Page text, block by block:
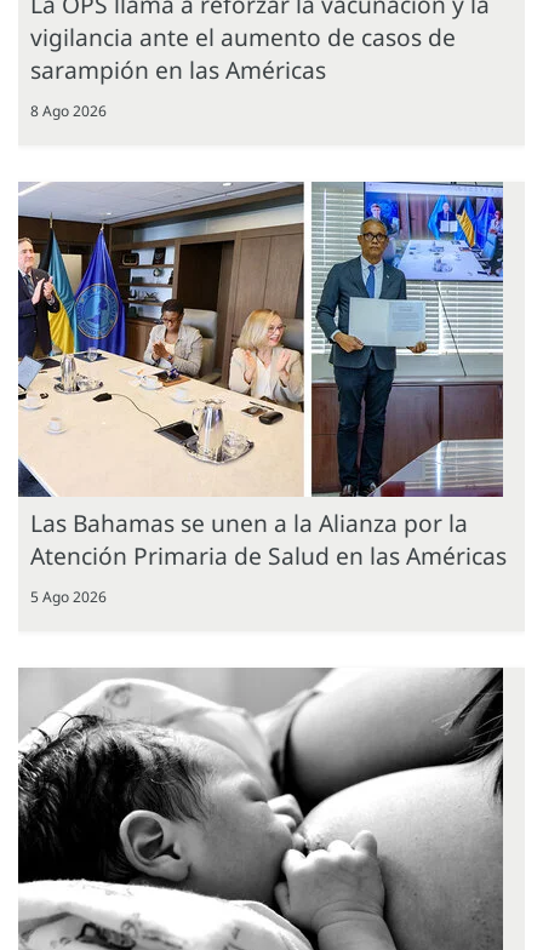
vigilancia ante el aumento de casos de
sarampión en las Américas
8 Ago 2026
Las Bahamas se unen a la Alianza por la
Atención Primaria de Salud en las Américas
5 Ago 2026